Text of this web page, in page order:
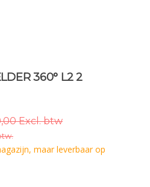
360° L2 2
Excl. btw
maar leverbaar op